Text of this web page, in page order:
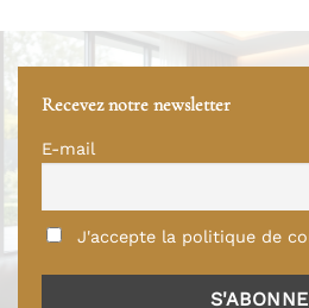
Recevez notre newsletter
E-mail
J'accepte la politique de